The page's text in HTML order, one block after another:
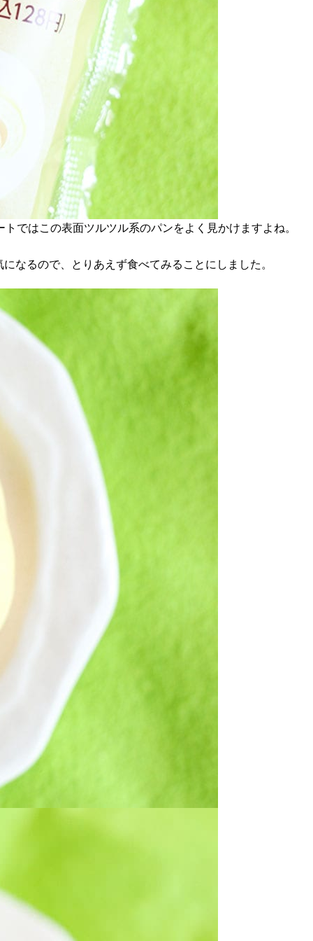
ではこの表面ツルツル系のパンをよく見かけますよね。
なるので、とりあえず食べてみることにしました。